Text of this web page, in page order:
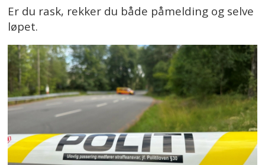
Er du rask, rekker du både påmelding og selve
løpet.